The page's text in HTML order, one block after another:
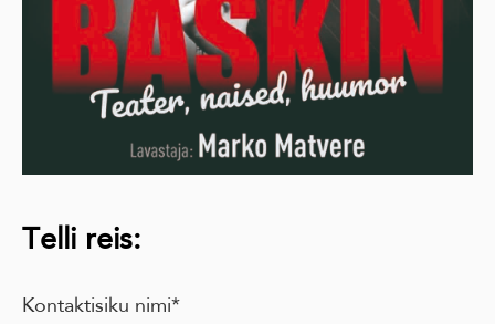
Telli reis:
Kontaktisiku nimi